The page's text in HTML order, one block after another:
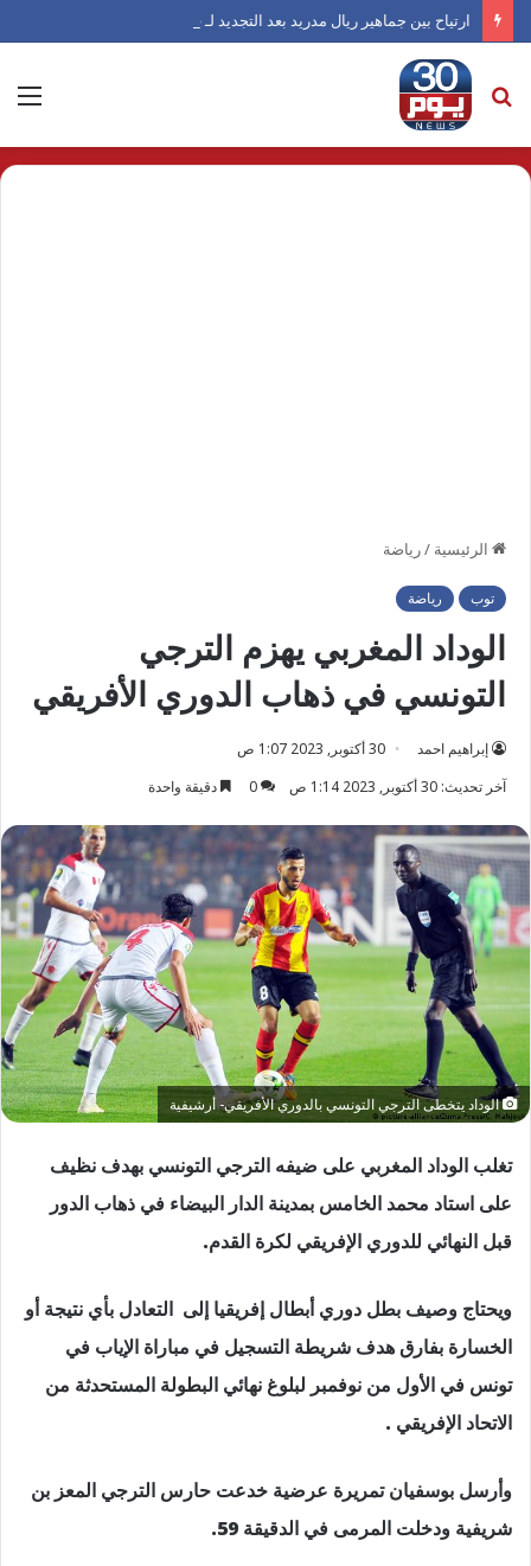
ارتياح بين جماهير ريال مدريد بعد التجديد لـ فينيسيوس
بحث
عن
الرئيسية /رياضة
توب رياضة
الوداد المغربي يهزم الترجي
التونسي في ذهاب الدوري الأفريقي
إبراهيم احمد
30 أكتوبر, 2023 1:07 ص
آخر تحديث: 30 أكتوبر, 2023 1:14 ص
0 دقيقة واحدة
الوداد يتخطى الترجي التونسي بالدوري الأفريقي- أرشيفية
تغلب الوداد المغربي على ضيفه الترجي التونسي بهدف نظيف
على استاد محمد الخامس بمدينة الدار البيضاء في ذهاب الدور
قبل النهائي للدوري الإفريقي لكرة القدم.
ويحتاج وصيف بطل دوري أبطال إفريقيا إلى التعادل بأي نتيجة أو
الخسارة بفارق هدف شريطة التسجيل في مباراة الإياب في
تونس في الأول من نوفمبر لبلوغ نهائي البطولة المستحدثة من
الاتحاد الإفريقي .
وأرسل بوسفيان تمريرة عرضية خدعت حارس الترجي المعز بن
شريفية ودخلت المرمى في الدقيقة 59.